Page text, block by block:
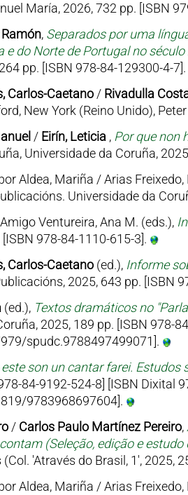
María, 2026, 732 pp. [ISBN
, Separados por uma
e do Norte de Portugal no
pp. [ISBN 978-84-129300-4-7].
Carlos-Caetano/ Rivadulla
New York (Reino Unido),
/ Eirín, Leticia , Por que non
Universidade da Coruña,
Aldea, Mariña / Arias
Universidade da
Ventureira, Ana M. (eds.),
978-84-1110-615-3].
Carlos-Caetano(ed.), Informe
2025, 643 pp.
(ed.), Textos dramáticos no
2025, 189 pp. [ISBN 978-
spudc.9788497499071].
este son un cantar farei.
84-9192-524-8] [ISBN Dixital
9783968697604].
/ Carlos Paulo Martínez Pereiro,
(Seleção, edição e
'Através do Brasil, 1', 2025,
Aldea, Mariña / Arias